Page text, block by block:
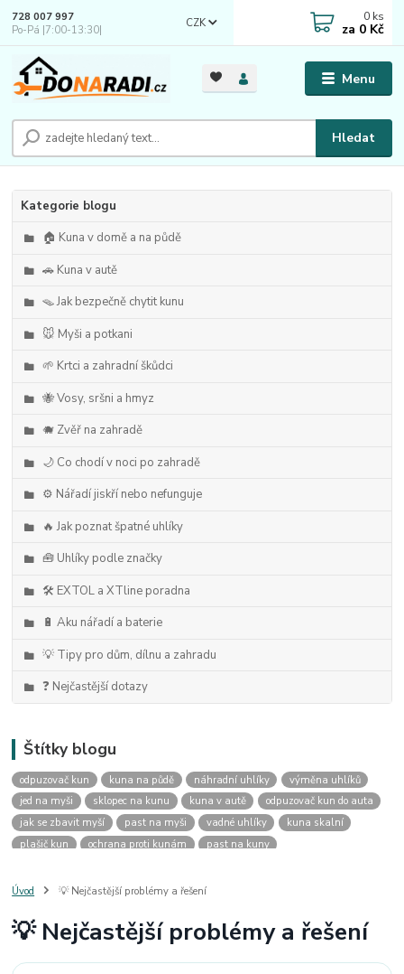
Menu
CZK
Hledat
728 007 997
Po-Pá |7:00-13:30|
0 ks
za 0 Kč
Kategorie blogu
🏠 Kuna v domě a na půdě
🚗 Kuna v autě
🪤 Jak bezpečně chytit kunu
🐭 Myši a potkani
🌱 Krtci a zahradní škůdci
🐝 Vosy, sršni a hmyz
🐗 Zvěř na zahradě
🌙 Co chodí v noci po zahradě
⚙️ Nářadí jiskří nebo nefunguje
🔥 Jak poznat špatné uhlíky
🧰 Uhlíky podle značky
🛠️ EXTOL a XTline poradna
🔋 Aku nářadí a baterie
💡 Tipy pro dům, dílnu a zahradu
❓ Nejčastější dotazy
Štítky blogu
odpuzovač kun kuna na půdě náhradní uhlíky
výměna uhlíků
jed na myši
sklopec na kunu kuna v autě
odpuzovač kun do auta
jak se zbavit myší
past na myši vadné uhlíky
kuna skalní
plašič kun
ochrana proti kunám
past na kuny
past na kunu
myši v domě odpuzovač myší
štěnice
štěnice v hotelu jak se zbavit kuny
kuna ve střeše
Úvod 💡 Nejčastější problémy a řešení
💡 Nejčastější problémy a řešení